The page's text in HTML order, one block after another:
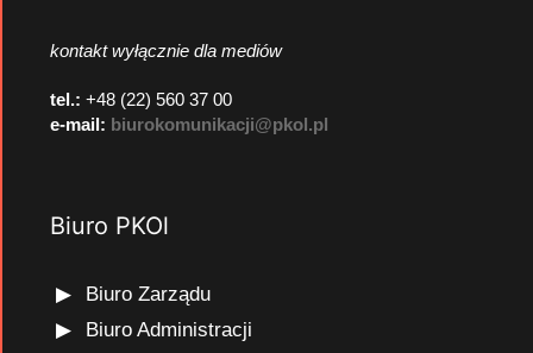
kontakt wyłącznie dla mediów
tel.: +48 (22) 560 37 00
e-mail: biurokomunikacji@pkol.pl
Biuro PKOl
Biuro Zarządu
Biuro Administracji